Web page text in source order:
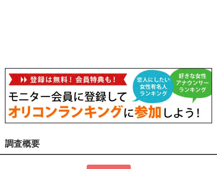
調査概要